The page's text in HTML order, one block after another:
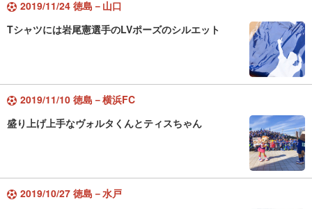
2019/11/24 徳島－山口
Tシャツには岩尾憲選手のLVポーズのシルエット
2019/11/10 徳島－横浜FC
盛り上げ上手なヴォルタくんとティスちゃん
2019/10/27 徳島－水戸